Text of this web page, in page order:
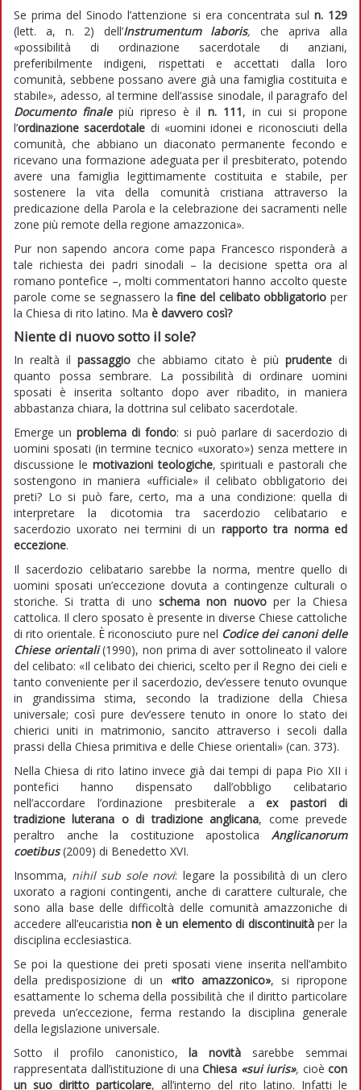
Se prima del Sinodo l’attenzione si era concentrata sul n. 129
(lett. a, n. 2) dell’Instrumentum laboris, che apriva alla
«possibilità di ordinazione sacerdotale di anziani,
preferibilmente indigeni, rispettati e accettati dalla loro
comunità, sebbene possano avere già una famiglia costituita e
stabile», adesso, al termine dell’assise sinodale, il paragrafo del
Documento finalepiù ripreso è il n. 111, in cui si propone
l’ordinazione sacerdotale di «uomini idonei e riconosciuti della
comunità, che abbiano un diaconato permanente fecondo e
ricevano una formazione adeguata per il presbiterato, potendo
avere una famiglia legittimamente costituita e stabile, per
sostenere la vita della comunità cristiana attraverso la
predicazione della Parola e la celebrazione dei sacramenti nelle
zone più remote della regione amazzonica».
Pur non sapendo ancora come papa Francesco risponderà a
tale richiesta dei padri sinodali – la decisione spetta ora al
romano pontefice –, molti commentatori hanno accolto queste
parole come se segnassero lafine del celibato obbligatorio per
la Chiesa di rito latino. Ma è davvero così?
Niente di nuovo sotto il sole?
In realtà il passaggio che abbiamo citato è più prudente di
quanto possa sembrare. La possibilità di ordinare uomini
sposati è inserita soltanto dopo aver ribadito, in maniera
abbastanza chiara, la dottrina sul celibato sacerdotale.
Emerge un problema di fondo: si può parlare di sacerdozio di
uomini sposati (in termine tecnico «uxorato») senza mettere in
discussione le motivazioni teologiche, spirituali e pastorali che
sostengono in maniera «ufficiale» il celibato obbligatorio dei
preti? Lo si può fare, certo, ma a una condizione: quella di
interpretare la dicotomia tra sacerdozio celibatario e
sacerdozio uxorato nei termini di un rapporto tra norma ed
eccezione.
Il sacerdozio celibatario sarebbe la norma, mentre quello di
uomini sposati un’eccezione dovuta a contingenze culturali o
storiche. Si tratta di uno schema non nuovoper la Chiesa
cattolica. Il clero sposato è presente in diverse Chiese cattoliche
di rito orientale. È riconosciuto pure nel Codice dei canoni delle
Chiese orientali(1990), non prima di aver sottolineato il valore
del celibato: «Il celibato dei chierici, scelto per il Regno dei cieli e
tanto conveniente per il sacerdozio, dev’essere tenuto ovunque
in grandissima stima, secondo la tradizione della Chiesa
universale; così pure dev’essere tenuto in onore lo stato dei
chierici uniti in matrimonio, sancito attraverso i secoli dalla
prassi della Chiesa primitiva e delle Chiese orientali» (can. 373).
Nella Chiesa di rito latino invece già dai tempi di papa Pio XII i
pontefici hanno dispensato dall’obbligo celibatario
nell’accordare l’ordinazione presbiterale aex pastori di
tradizione luterana o di tradizione anglicana, come prevede
peraltro anche la costituzione apostolica Anglicanorum
coetibus(2009) di Benedetto XVI.
Insomma, nihil sub sole novi: legare la possibilità di un clero
uxorato a ragioni contingenti, anche di carattere culturale, che
sono alla base delle difficoltà delle comunità amazzoniche di
accedere all’eucaristianon è un elemento di discontinuitàper la
disciplina ecclesiastica.
Se poi la questione dei preti sposati viene inserita nell’ambito
della predisposizione di un «rito amazzonico», si ripropone
esattamente lo schema della possibilità che il diritto particolare
preveda un’eccezione, ferma restando la disciplina generale
della legislazione universale.
Sotto il profilo canonistico,la novità sarebbe semmai
rappresentata dall’istituzione di una Chiesa «sui iuris», cioè con
un suo diritto particolare, all’interno del rito latino. Infatti le